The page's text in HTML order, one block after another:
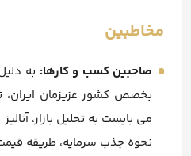
مخاطبین
صاحبین کسب و کارها: به
بخصص کشور عزیزمان
می بایست به تحلیل بازار،
نحوه جذب سرمایه، طریقه